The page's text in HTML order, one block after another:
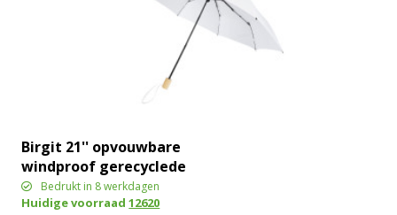
Birgit 21'' opvouwbare
windproof gerecyclede
PET-paraplu
Bedrukt in 8 werkdagen
Huidige voorraad12620